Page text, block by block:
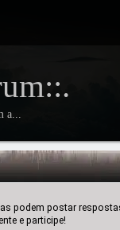
a...
podem postar
e participe!